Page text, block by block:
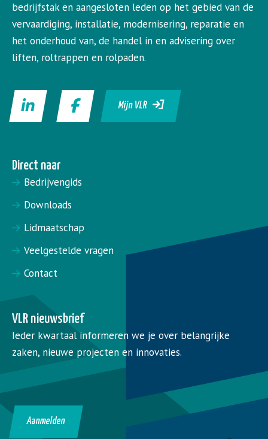
bedrijfstak en aangesloten leden op het gebied van de
vervaardiging, installatie, modernisering, reparatie en
het onderhoud van, de handel in en advisering over
liften, roltrappen en rolpaden.
Mijn VLR
Direct naar
Bedrijvengids
Downloads
Lidmaatschap
Veelgestelde vragen
Contact
VLR nieuwsbrief
Ieder kwartaal informeren we je over belangrijke
zaken, nieuwe projecten en innovaties.
Aanmelden